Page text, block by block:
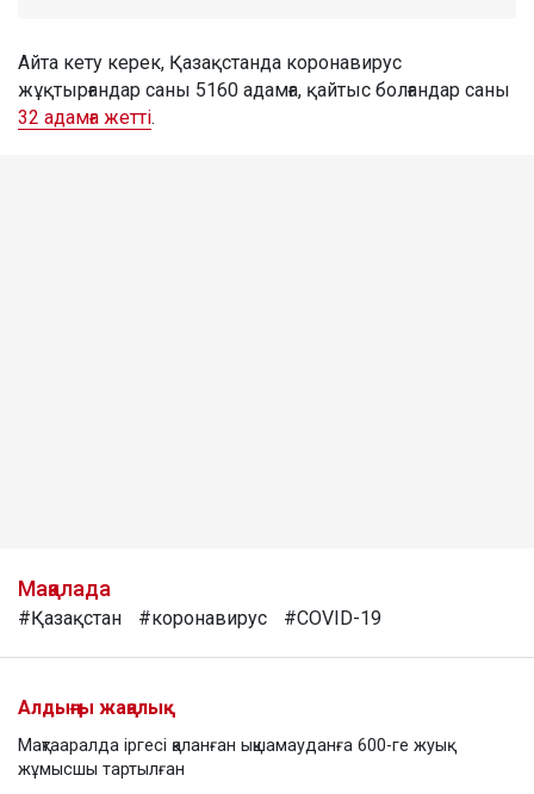
Айта кету керек, Қазақстанда коронавирус
жұқтырғандар саны 5160 адамға, қайтыс болғандар саны
32 адамға жетті.
Мақалада
#Қазақстан #коронавирус #COVID-19
Алдыңғы жаңалық
Мақтааралда іргесі қаланған ықшамауданға 600-ге жуық
жұмысшы тартылған